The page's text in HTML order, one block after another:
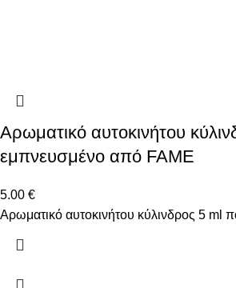
Αρωματικό αυτοκινήτου
εμπνευσμένο από FAME
5.00 €
Αρωματικό αυτοκινήτου κύλινδρος 5 ml